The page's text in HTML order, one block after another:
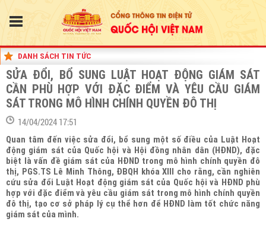
DANH SÁCH TIN TỨC
SỬA ĐỔI, BỔ SUNG LUẬT HOẠT ĐỘNG GIÁM SÁT
CẦN PHÙ HỢP VỚI ĐẶC ĐIỂM VÀ YÊU CẦU GIÁM
SÁT TRONG MÔ HÌNH CHÍNH QUYỀN ĐÔ THỊ
14/04/2024 17:51
Quan tâm đến việc sửa đổi, bổ sung một số điều của Luật Hoạt
động giám sát của Quốc hội và Hội đồng nhân dân (HĐND), đặc
biệt là vấn đề giám sát của HĐND trong mô hình chính quyền đô
thị, PGS.TS Lê Minh Thông, ĐBQH khóa XIII cho rằng, cần nghiên
cứu sửa đổi Luật Hoạt động giám sát của Quốc hội và HĐND phù
hợp với đặc điểm và yêu cầu giám sát trong mô hình chính quyền
đô thị, tạo cơ sở pháp lý cụ thể hơn để HĐND làm tốt chức năng
giám sát của mình.